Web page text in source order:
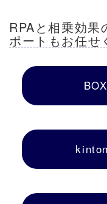
RPAと相乗効果
ポートもお任せ